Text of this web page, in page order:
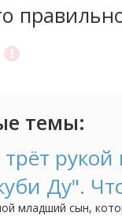
темы:
рукой
Ду".
младший сын,